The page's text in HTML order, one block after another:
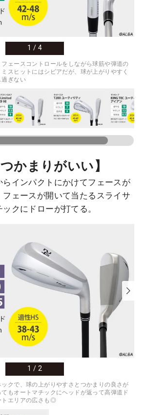
1 / 4
ェースコントロールをしながら球筋や弾道の
スヒットにはシビアだが、球が上がりやすく
過ぎない
つかまりがいい】
らインパクトにかけてフェースが
フェースが開いて当たるスライサ
クにドローが打てる。
1 / 2
クで、球の上がりやすさとつかまりの良さが
もオートマチックにヘッドが返って高弾道ド
トエリアの広さも◎